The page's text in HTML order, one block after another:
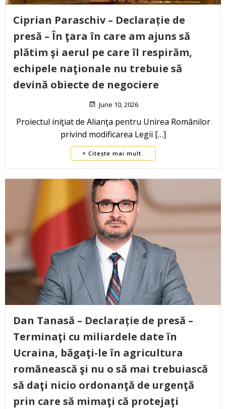
Ciprian Paraschiv – Declarație de
presă – În ţara în care am ajuns să
plătim şi aerul pe care îl respirăm,
echipele naţionale nu trebuie să
devină obiecte de negociere
June 10, 2026
Proiectul iniţiat de Alianţa pentru Unirea Românilor
privind modificarea Legii […]
Citește mai mult..
Dan Tanasă – Declarație de presă –
Terminaţi cu miliardele date în
Ucraina, băgaţi-le în agricultura
românească şi nu o să mai trebuiască
să daţi nicio ordonanţă de urgenţă
prin care să mimaţi că protejaţi